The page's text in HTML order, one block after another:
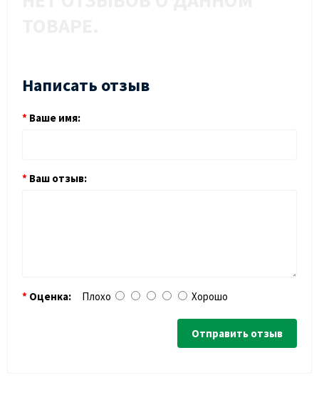
Написать отзыв
Ваше имя:
Ваш отзыв:
Оценка: Плохо Хорошо
Отправить отзыв